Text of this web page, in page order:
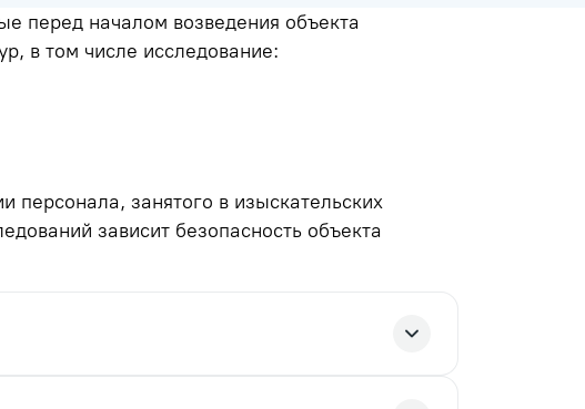
перед началом возведения объекта
в том числе исследование:
персонала, занятого в изыскательских
зависит безопасность объекта